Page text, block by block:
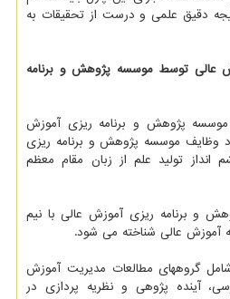
دقیق علمی و درست از تحقیقات به
عالی توسط موسسه پژوهش و برنامه
موسسه پژوهش و برنامه ریزی آموزش
وظایف موسسه پژوهش و برنامه ریزی
انداز تولید علم از زبان مقام معظم
و برنامه ریزی آموزش عالی با نیم
آموزش عالی شناخته می شود.
گروههای مطالعات مدیریت آموزش
آینده پژوهی و نظریه پردازی در